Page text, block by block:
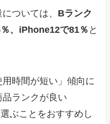
ついては、 Bランク
、iPhone12で81％ と
時間が短い」傾向に
ランクが良い
ぶことをおすすめし